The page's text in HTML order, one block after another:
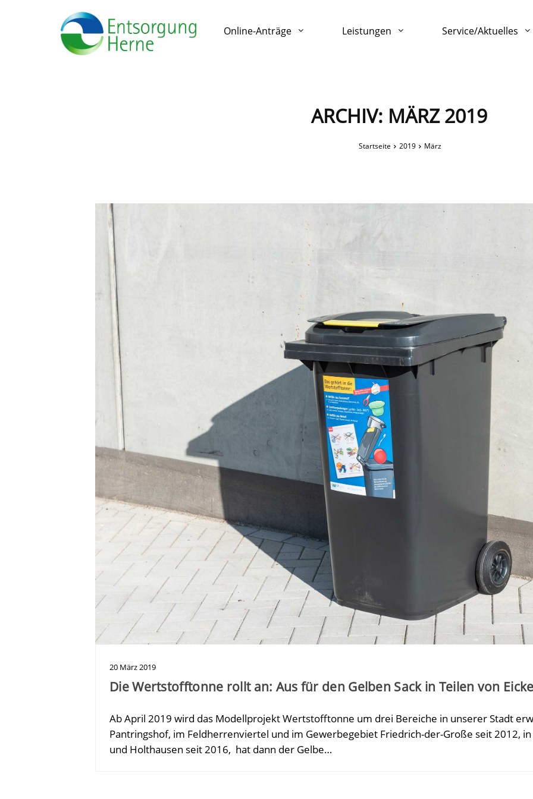
Online-Anträge Leistungen Service/Aktuelles
ARCHIV: MÄRZ 2019
Startseite 2019 März
20 März2019
Die Wertstofftonne rollt an: Aus für den Gelben Sack in Teilen von
Ab April 2019 wird das Modellprojekt Wertstofftonne um drei Bereiche in unserer Stadt
Pantringshof, im Feldherrenviertel und im Gewerbegebiet Friedrich-der-Große seit 2012,
und Holthausen seit 2016, hat dann der Gelbe…